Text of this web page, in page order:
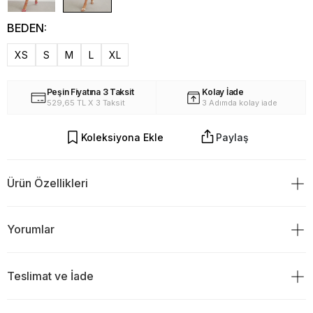
BEDEN:
XS S M L XL
Peşin Fiyatına 3 Taksit
529,65 TL X 3 Taksit
Kolay İade
3 Adımda kolay iade
Koleksiyona Ekle Paylaş
Ürün Özellikleri
Boy:82cm
Bel:52cm
Yorumlar
Ürün Değerlendirmeleri
Teslimat ve İade